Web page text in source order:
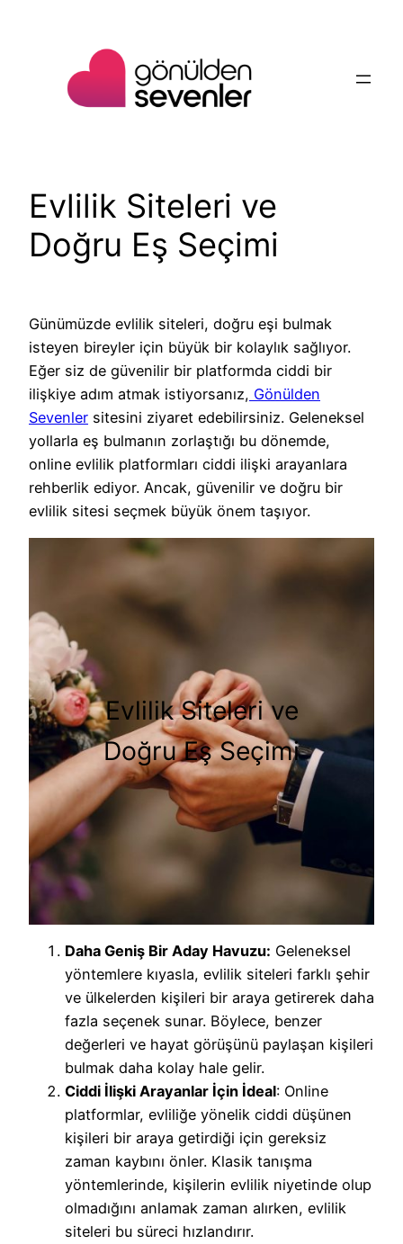
Evlilik Siteleri ve
Doğru Eş Seçimi
Günümüzde evlilik siteleri, doğru eşi bulmak
isteyen bireyler için büyük bir kolaylık sağlıyor.
Eğer siz de güvenilir bir platformda ciddi bir
ilişkiye adım atmak istiyorsanız, Gönülden
Sevenler sitesini ziyaret edebilirsiniz. Geleneksel
yollarla eş bulmanın zorlaştığı bu dönemde,
online evlilik platformları ciddi ilişki arayanlara
rehberlik ediyor. Ancak, güvenilir ve doğru bir
evlilik sitesi seçmek büyük önem taşıyor.
Evlilik Siteleri ve
Doğru Eş Seçimi
Daha Geniş Bir Aday Havuzu: Geleneksel
yöntemlere kıyasla, evlilik siteleri farklı şehir
ve ülkelerden kişileri bir araya getirerek daha
fazla seçenek sunar. Böylece, benzer
değerleri ve hayat görüşünü paylaşan kişileri
bulmak daha kolay hale gelir.
Ciddi İlişki Arayanlar İçin İdeal: Online
platformlar, evliliğe yönelik ciddi düşünen
kişileri bir araya getirdiği için gereksiz
zaman kaybını önler. Klasik tanışma
yöntemlerinde, kişilerin evlilik niyetinde olup
olmadığını anlamak zaman alırken, evlilik
siteleri bu süreci hızlandırır.